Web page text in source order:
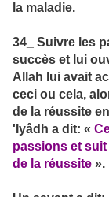
la maladie.
34_ Suivre les
succès et lui
Allah lui avait
ceci ou cela,
de la réussite
'Iyâdh a dit: «
passions et
de la réussite ».